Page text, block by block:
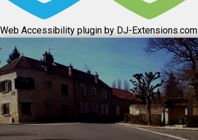
Web Accessibility plugin by DJ-Extensions.com